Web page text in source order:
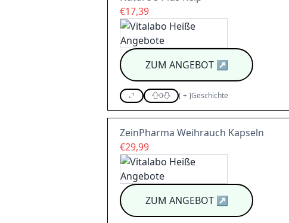
€17,39
ZUM ANGEBOT↗
0 [+]Geschichte
ZeinPharma Weihrauch Kapseln
€29,99
ZUM ANGEBOT↗